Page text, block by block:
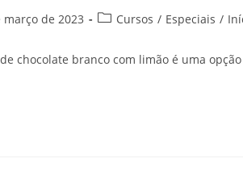
março de 2023 Cursos / Especiais /
chocolate branco com limão é uma